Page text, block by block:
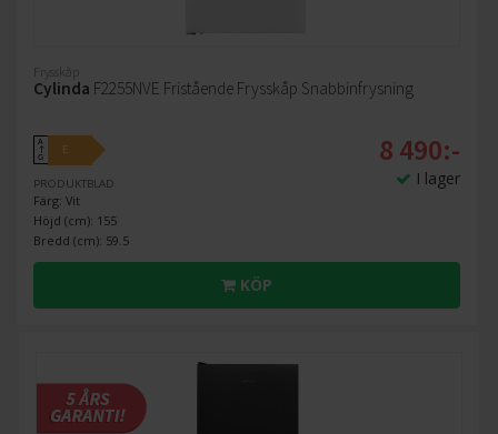
Frysskåp
Cylinda F2255NVE Fristående Frysskåp Snabbinfrysning
A
↑
G
E
PRODUKTBLAD
Färg: Vit
Höjd (cm): 155
Bredd (cm): 59.5
8 490:-
I lager
KÖP